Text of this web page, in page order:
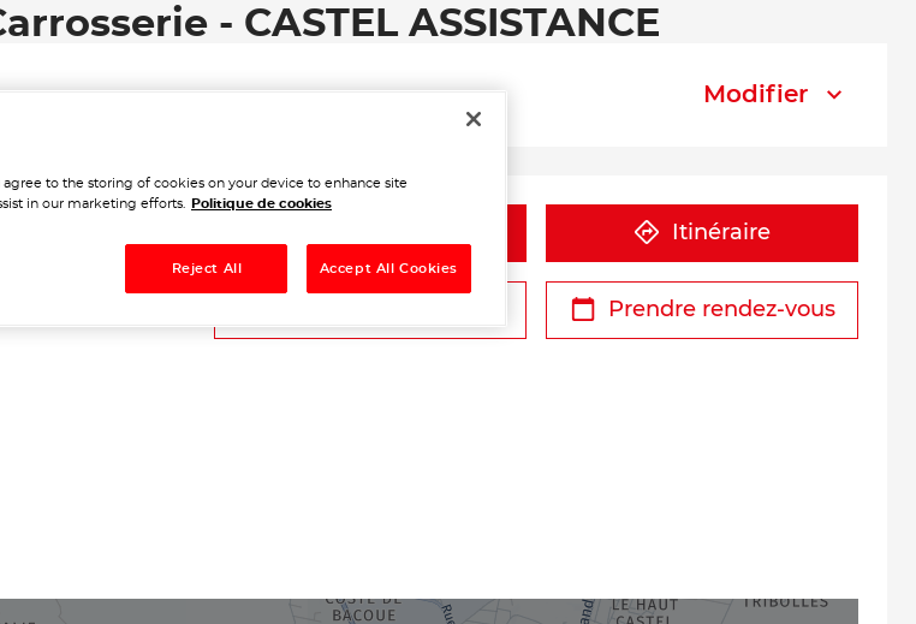
- CASTEL ASSISTANCE
Modifier
Itinéraire
Prendre rendez-vous
agree to the storing of cookies on your device to enhance site
in our marketing efforts.
Politique de cookies
Reject All Accept All Cookies